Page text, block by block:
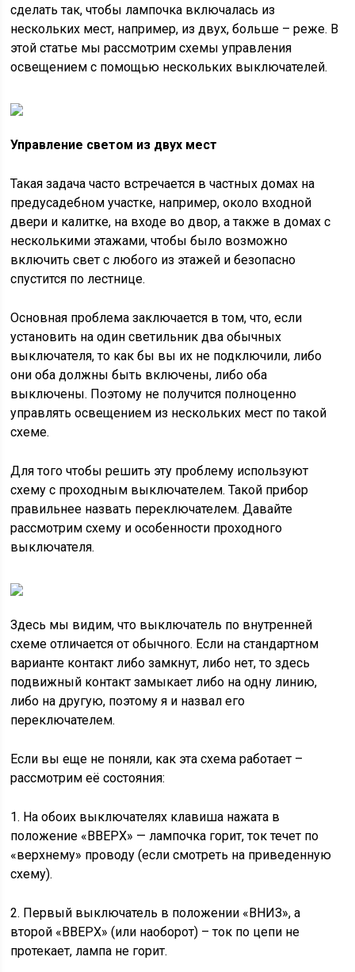
сделать так, чтобы лампочка включалась из
нескольких мест, например, из двух, больше – реже. В
этой статье мы рассмотрим схемы управления
освещением с помощью нескольких выключателей.
Управление светом из двух мест
Такая задача часто встречается в частных домах на
предусадебном участке, например, около входной
двери и калитке, на входе во двор, а также в домах с
несколькими этажами, чтобы было возможно
включить свет с любого из этажей и безопасно
спустится по лестнице.
Основная проблема заключается в том, что, если
установить на один светильник два обычных
выключателя, то как бы вы их не подключили, либо
они оба должны быть включены, либо оба
выключены. Поэтому не получится полноценно
управлять освещением из нескольких мест по такой
схеме.
Для того чтобы решить эту проблему используют
схему с проходным выключателем. Такой прибор
правильнее назвать переключателем. Давайте
рассмотрим схему и особенности проходного
выключателя.
Здесь мы видим, что выключатель по внутренней
схеме отличается от обычного. Если на стандартном
варианте контакт либо замкнут, либо нет, то здесь
подвижный контакт замыкает либо на одну линию,
либо на другую, поэтому я и назвал его
переключателем.
Если вы еще не поняли, как эта схема работает –
рассмотрим её состояния:
1. На обоих выключателях клавиша нажата в
положение «ВВЕРХ» — лампочка горит, ток течет по
«верхнему» проводу (если смотреть на приведенную
схему).
2. Первый выключатель в положении «ВНИЗ», а
второй «ВВЕРХ» (или наоборот) – ток по цепи не
протекает, лампа не горит.